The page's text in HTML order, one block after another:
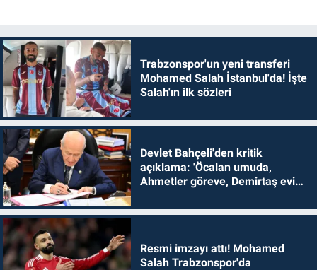
Trabzonspor'un yeni transferi
Mohamed Salah İstanbul'da! İşte
Salah'ın ilk sözleri
Devlet Bahçeli'den kritik
açıklama: 'Öcalan umuda,
Ahmetler göreve, Demirtaş evine
Resmi imzayı attı! Mohamed
Salah Trabzonspor'da